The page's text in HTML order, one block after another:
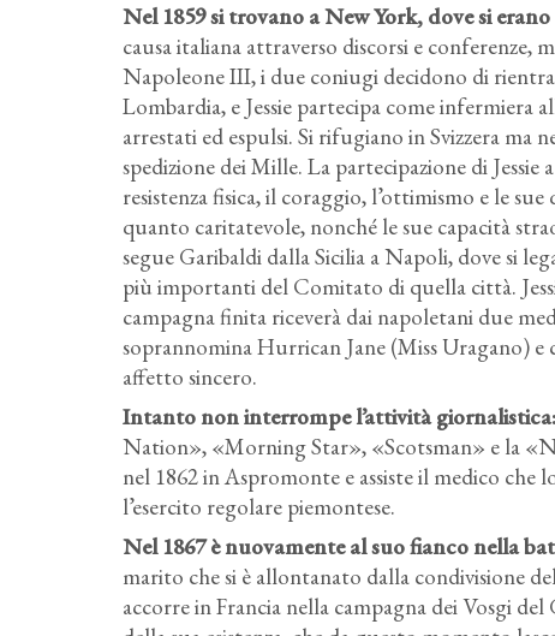
Nel 1859 si trovano a New York, dove si
causa italiana attraverso discorsi e
Napoleone III, i due coniugi decidono di
Lombardia, e Jessie partecipa come infermiera
arrestati ed espulsi. Si rifugiano in Svizzera ma
spedizione dei Mille. La partecipazione di
resistenza fisica, il coraggio, l’ottimismo e le
quanto caritatevole, nonché le sue capacità
segue Garibaldi dalla Sicilia a Napoli, dove si
più importanti del Comitato di quella città.
campagna finita riceverà dai napoletani due
soprannomina Hurrican Jane (Miss Uragano)
affetto sincero.
Intanto non interrompe l’attività
Nation», «Morning Star», «Scotsman» e la
nel 1862 in Aspromonte e assiste il medico
l’esercito regolare piemontese.
Nel 1867 è nuovamente al suo fianco nella
marito che si è allontanato dalla condivisione
accorre in Francia nella campagna dei Vosgi